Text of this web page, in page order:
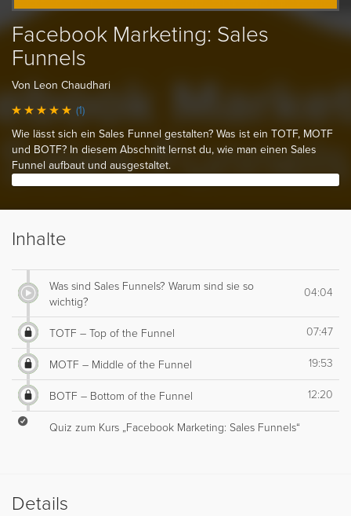
Facebook Marketing: Sales
Funnels
Von Leon Chaudhari
(1)
Wie lässt sich ein Sales Funnel gestalten? Was ist ein TOTF, MOTF
und BOTF? In diesem Abschnitt lernst du, wie man einen Sales
Funnel aufbaut und ausgestaltet.
Inhalte
Was sind Sales Funnels? Warum sind sie so
wichtig?
04:04
TOTF – Top of the Funnel 07:47
MOTF – Middle of the Funnel 19:53
BOTF – Bottom of the Funnel 12:20
Quiz zum Kurs „Facebook Marketing: Sales Funnels“
Details